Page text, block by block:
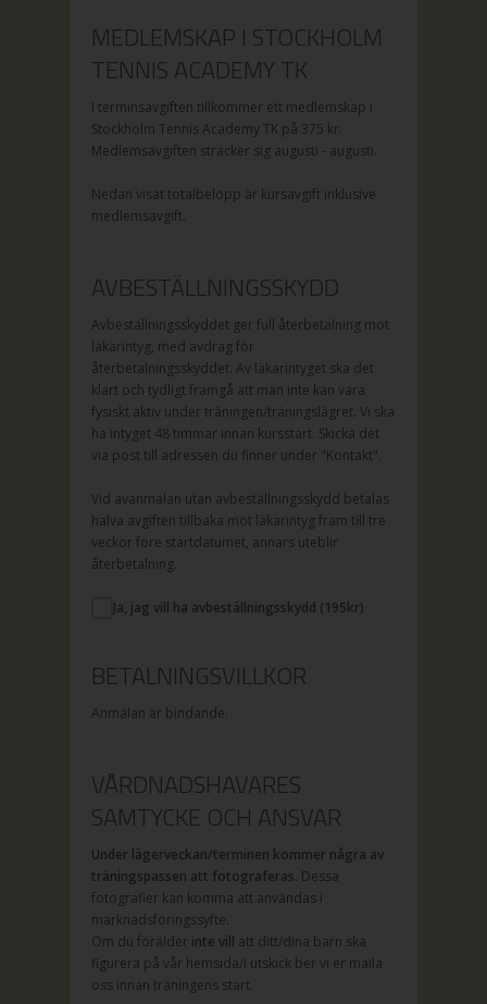
MEDLEMSKAP I STOCKHOLM
TENNIS ACADEMY TK
I terminsavgiften tillkommer ett medlemskap i
Stockholm Tennis Academy TK på 375 kr.
Medlemsavgiften sträcker sig augusti - augusti.
Nedan visat totalbelopp är kursavgift inklusive
medlemsavgift.
AVBESTÄLLNINGSSKYDD
Avbeställningsskyddet ger full återbetalning mot
läkarintyg, med avdrag för
återbetalningsskyddet. Av läkarintyget ska det
klart och tydligt framgå att man inte kan vara
fysiskt aktiv under träningen/träningslägret. Vi ska
ha intyget 48 timmar innan kursstart. Skicka det
via post till adressen du finner under "Kontakt".
Vid avanmälan utan avbeställningsskydd betalas
halva avgiften tillbaka mot läkarintyg fram till tre
veckor före startdatumet, annars uteblir
återbetalning.
Ja, jag vill ha avbeställningsskydd (195kr)
BETALNINGSVILLKOR
Anmälan är bindande.
VÅRDNADSHAVARES
SAMTYCKE OCH ANSVAR
Under lägerveckan/terminen kommer några av
träningspassen att fotograferas. Dessa
fotografier kan komma att användas i
marknadsföringssyfte.
Om du förälder inte vill att ditt/dina barn ska
figurera på vår hemsida/i utskick ber vi er maila
oss innan träningens start.